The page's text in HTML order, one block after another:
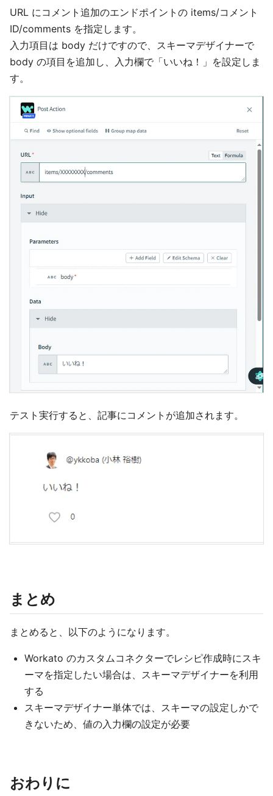
URL にコメント追加のエンドポイントの items/コメント
ID/comments を指定します。
入力項目は body だけですので、スキーマデザイナーで
body の項目を追加し、入力欄で「いいね！」を設定しま
す。
テスト実行すると、記事にコメントが追加されます。
まとめ
まとめると、以下のようになります。
Workato のカスタムコネクターでレシピ作成時にスキ
ーマを指定したい場合は、スキーマデザイナーを利用
する
スキーマデザイナー単体では、スキーマの設定しかで
きないため、値の入力欄の設定が必要
おわりに